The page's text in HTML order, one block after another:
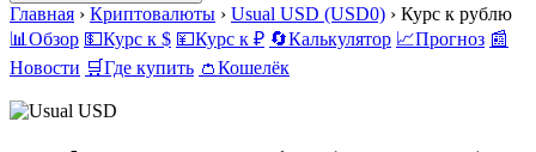
Главная › Криптовалюты › Usual USD (USD0) › Курс к рублю
📊 Обзор 💵Курс к $ 💴Курс к ₽ 🔄Калькулятор 📈Прогноз 📰
Новости 🛒Где купить 👛Кошелёк